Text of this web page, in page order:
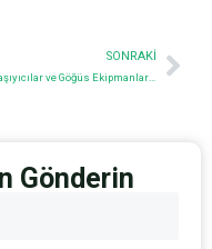
SONRAKI
Plaka Taşıyıcılar ve Göğüs Ekipmanları: Farklar Nelerdir
Gönderin